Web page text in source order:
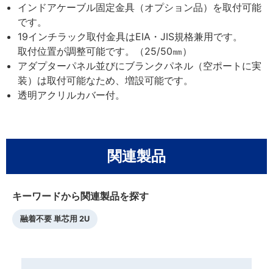
インドアケーブル固定金具（オプション品）を取付可能
です。
19インチラック取付金具はEIA・JIS規格兼用です。
取付位置が調整可能です。（25/50㎜）
アダプターパネル並びにブランクパネル（空ポートに実
装）は取付可能なため、増設可能です。
透明アクリルカバー付。
関連製品
キーワードから関連製品を探す
融着不要 単芯用 2U